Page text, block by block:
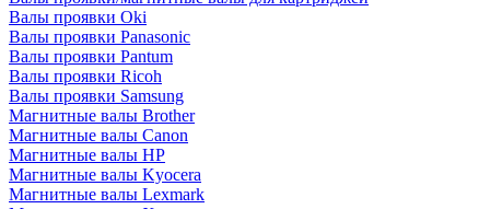
Валы проявки Oki
Валы проявки Panasonic
Валы проявки Pantum
Валы проявки Ricoh
Валы проявки Samsung
Магнитные валы Brother
Магнитные валы Canon
Магнитные валы HP
Магнитные валы Kyocera
Магнитные валы Lexmark